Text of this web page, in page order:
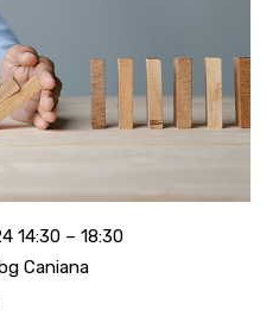
14:30 – 18:30
Caniana